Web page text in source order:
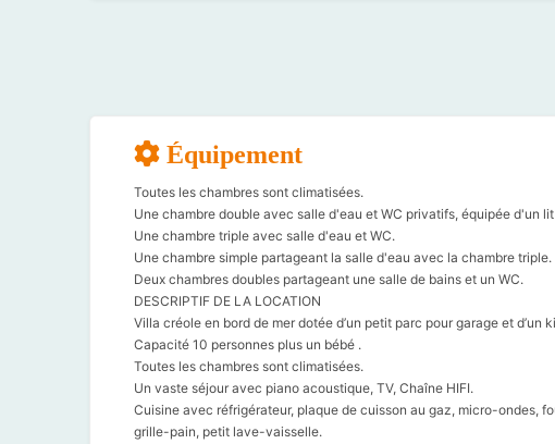
Équipement
Toutes les chambres sont climatisées.
Une chambre double avec salle d'eau et WC privatifs, équipée d'un
Une chambre triple avec salle d'eau et WC.
Une chambre simple partageant la salle d'eau avec la chambre triple.
Deux chambres doubles partageant une salle de bains et un WC.
DESCRIPTIF DE LA LOCATION
Villa créole en bord de mer dotée d’un petit parc pour garage et d’un
Capacité 10 personnes plus un bébé .
Toutes les chambres sont climatisées.
Un vaste séjour avec piano acoustique, TV, Chaîne HIFI.
Cuisine avec réfrigérateur, plaque de cuisson au gaz, micro-ondes,
grille-pain, petit lave-vaisselle.